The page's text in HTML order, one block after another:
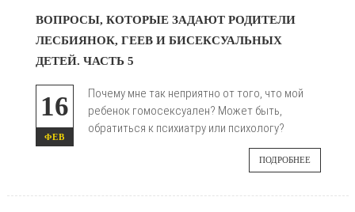
ВОПРОСЫ, КОТОРЫЕ ЗАДАЮТ РОДИТЕЛИ
ЛЕСБИЯНОК, ГЕЕВ И БИСЕКСУАЛЬНЫХ
ДЕТЕЙ. ЧАСТЬ 5
16
ФЕВ
Почему мне так неприятно от того, что мой
ребенок гомосексуален? Может быть,
обратиться к психиатру или психологу?
ПОДРОБНЕЕ